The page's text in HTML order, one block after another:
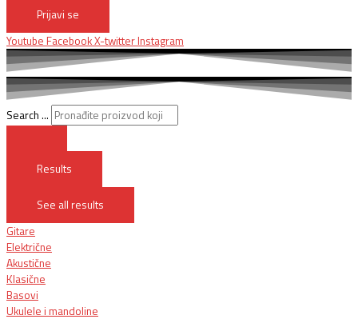
Prijavi se
Youtube FacebookX-twitter Instagram
Search ...
Results
See all results
Gitare
Električne
Akustične
Klasične
Basovi
Ukulele i mandoline